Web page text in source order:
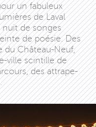
un fabuleux
de Laval
de songes
de poésie. Des
du Château-Neuf,
ville scintille de
des attrape-